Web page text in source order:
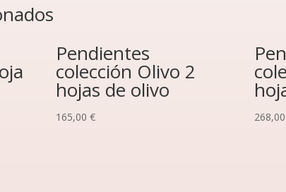
Pendientes
colección Olivo 2
hojas de olivo
165,00€ 268,00